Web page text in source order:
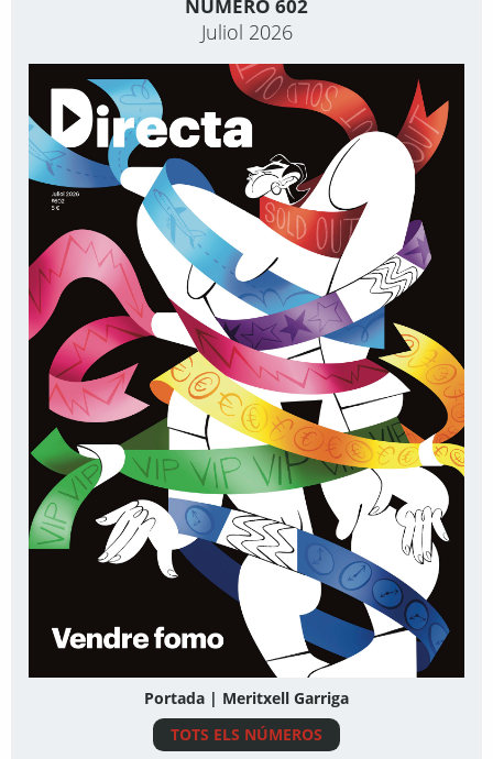
NÚMERO 602
Juliol 2026
Portada | Meritxell Garriga
TOTS ELS NÚMEROS